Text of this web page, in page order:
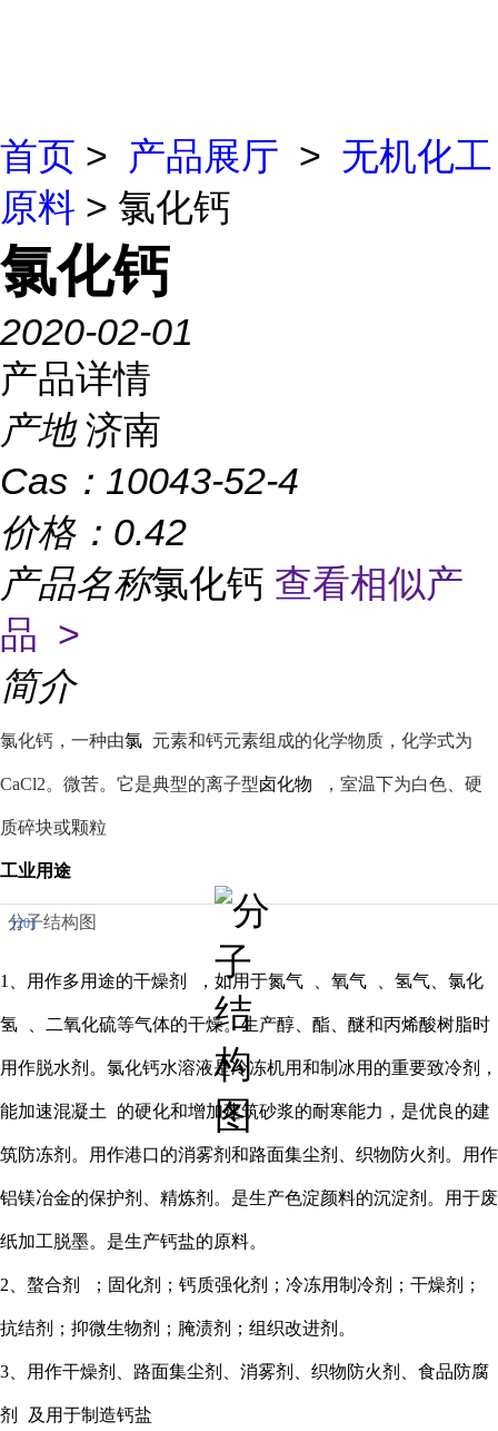
首页 > 产品展厅 > 无机化工
原料 > 氯化钙
氯化钙
2020-02-01
产品详情
产地 济南
Cas： 10043-52-4
价格： 0.42
产品名称氯化钙 查看相似产
品 >
简介
氯化钙，一种由氯 元素和钙元素组成的化学物质，化学式为
CaCl2。微苦。它是典型的离子型卤化物 ，室温下为白色、硬
质碎块或颗粒
工业用途
分子结构图
[20]
1、用作多用途的干燥剂 ，如用于氮气 氧气 、氢气、 氯化
氢 、二氧化硫等气体的干燥。生产醇、酯、醚和丙烯酸树脂时
用作脱水剂。氯化钙水溶液是冷冻机用和制冰用的重要致冷剂，
能加速混凝土 的硬化和增加建筑砂浆的耐寒能力，是优良的建
筑防冻剂。用作港口的消雾剂和路面集尘剂、织物防火剂。用作
铝镁冶金的保护剂、精炼剂。是生产色淀颜料的沉淀剂。用于废
纸加工脱墨。是生产钙盐的原料。
2、 螯合剂 ；固化剂；钙质强化剂；冷冻用制冷剂；干燥剂；
抗结剂；抑微生物剂；腌渍剂；组织改进剂。
3、用作干燥剂、路面集尘剂、消雾剂、织物防火剂、 食品防腐
剂 及用于制造钙盐